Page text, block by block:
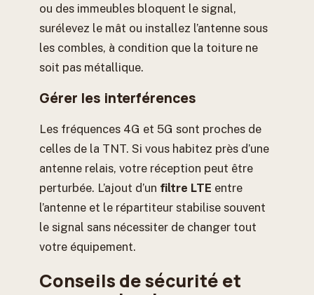
ou des immeubles bloquent le signal,
surélevez le mât ou installez l’antenne sous
les combles, à condition que la toiture ne
soit pas métallique.
Gérer les interférences
Les fréquences 4G et 5G sont proches de
celles de la TNT. Si vous habitez près d’une
antenne relais, votre réception peut être
perturbée. L’ajout d’un filtre LTE entre
l’antenne et le répartiteur stabilise souvent
le signal sans nécessiter de changer tout
votre équipement.
Conseils de sécurité et